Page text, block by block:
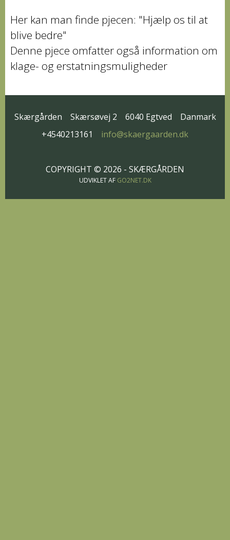
Her kan man finde pjecen: "Hjælp os til at
blive bedre"
Denne pjece omfatter også information om
klage- og erstatningsmuligheder
Skærgården Skærsøvej 2 6040 Egtved
Danmark
+4540213161
info@skaergaarden.dk
COPYRIGHT © 2026 - SKÆRGÅRDEN
UDVIKLET AF GO2NET.DK